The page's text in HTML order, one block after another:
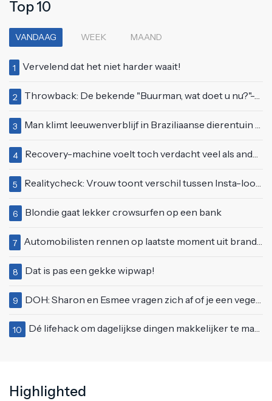
Top 10
VANDAAG WEEK MAAND
1 Vervelend dat het niet harder waait!
2 Throwback: De bekende "Buurman, wat doet u nu?"-scène uit Flodder met Tatjana Šimić
3 Man klimt leeuwenverblijf in Braziliaanse dierentuin en overleeft het niet
4 Recovery-machine voelt toch verdacht veel als ander soort work-out
5 Realitycheck: Vrouw toont verschil tussen Insta-look en realiteit
6 Blondie gaat lekker crowsurfen op een bank
7 Automobilisten rennen op laatste moment uit brandende auto op de A58
8 Dat is pas een gekke wipwap!
9 DOH: Sharon en Esmee vragen zich af of je een vegetariër bent als je kip eet
10 Dé lifehack om dagelijkse dingen makkelijker te maken
Highlighted